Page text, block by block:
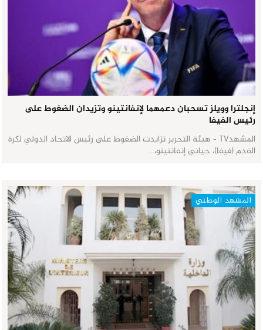
إنجلترا وويلز تسحبان دعمهما لإنفانتينو وتزيدان الضغوط على
رئيس الفيفا
المشهدTV - هيئة التحرير تزايدت الضغوط على رئيس الاتحاد الدولي لكرة
القدم (فيفا)، جياني إنفانتينو،…
المشهد الوطني